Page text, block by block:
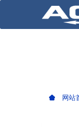
网站